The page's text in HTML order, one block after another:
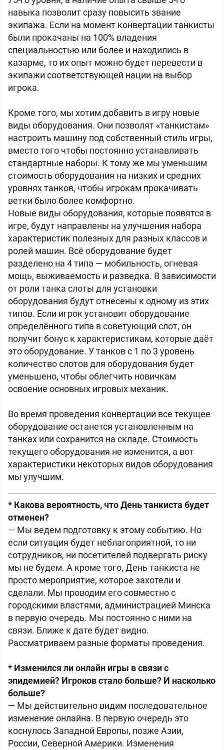
навыка позволит сразу повысить звание
экипажа. Если на момент конвертации танкисты
были прокачаны на 100% владения
специальностью или более и находились в
казарме, то их опыт можно будет перевести в
экипажи соответствующей нации на выбор
игрока.
Кроме того, мы хотим добавить в игру новые
виды оборудования. Они позволят «танкистам»
настроить машину под собственный стиль игры,
вместо того чтобы постоянно устанавливать
стандартные наборы. К тому же мы уменьшим
стоимость оборудования на низких и средних
уровнях танков, чтобы игрокам прокачивать
ветки было более комфортно.
Новые виды оборудования, которые появятся в
игре, будут направлены на улучшения набора
характеристик полезных для разных классов и
ролей машин. Всё оборудование будет
разделено на 4 типа — мобильность, огневая
мощь, выживаемость и разведка. В зависимости
от роли танка слоты для установки
оборудования будут отнесены к одному из этих
типов. Если игрок установит оборудование
определённого типа в советующий слот, он
получит бонус к характеристикам, которые даёт
это оборудование. У танков с 1 по 3 уровень
количество слотов для оборудования будет
уменьшено, чтобы облегчить новичкам
освоение основных игровых механик.
Во время проведения конвертации все текущее
оборудование останется установленным на
танках или сохранится на складе. Стоимость
текущего оборудования не изменится, а вот
характеристики некоторых видов оборудования
мы улучшим.
* Какова вероятность, что День танкиста будет
отменен?
— Мы ведем подготовку к этому событию. Но
если ситуация будет неблагоприятной, то ни
сотрудников, ни посетителей подвергать риску
мы не будем. А кроме того, День танкиста не
просто мероприятие, которое захотели и
сделали. Мы проводим его совместно с
городскими властями, администрацией Минска
в первую очередь. Мы постоянно с ними на
связи. Ближе к дате будет видно.
Рассматриваем разные форматы проведения.
* Изменился ли онлайн игры в связи с
эпидемией? Игроков стало больше? И насколько
больше?
— Мы действительно видим последовательное
изменение онлайна. В первую очередь это
коснулось Западной Европы, позже Азии,
России, Северной Америки. Изменения